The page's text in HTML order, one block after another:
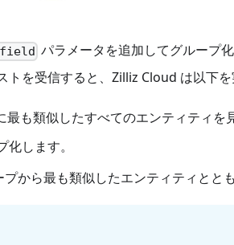
パラメータを追加してグループ
を受信すると、Zilliz Cloud は以下を
も類似したすべてのエンティティを
します。
から最も類似したエンティティととも